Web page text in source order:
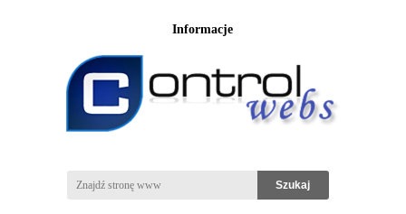
Informacje